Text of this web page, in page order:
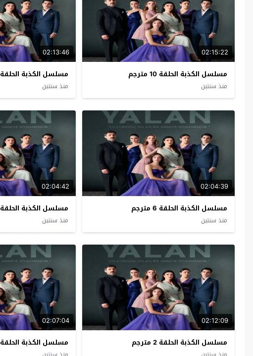
02:15:22
مسلسل الكذبة الحلقة 10 مترجم
منذ سنتين
02:13:46
مسلسل الكذبة الحلقة 9 مترجم
منذ سنتين
02:04:39
مسلسل الكذبة الحلقة 6 مترجم
منذ سنتين
02:04:42
مسلسل الكذبة الحلقة 5 مترجم
منذ سنتين
02:12:09
مسلسل الكذبة الحلقة 2 مترجم
02:07:04
مسلسل الكذبة الحلقة 1 مترجم